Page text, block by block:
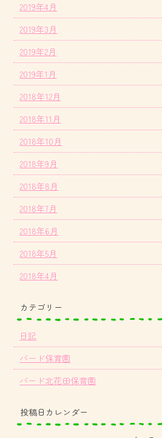
2019年4月
2019年3月
2019年2月
2019年1月
2018年12月
2018年11月
2018年10月
2018年9月
2018年8月
2018年7月
2018年6月
2018年5月
2018年4月
カテゴリー
日記
バード保育園
バード北花田保育園
投稿日カレンダー